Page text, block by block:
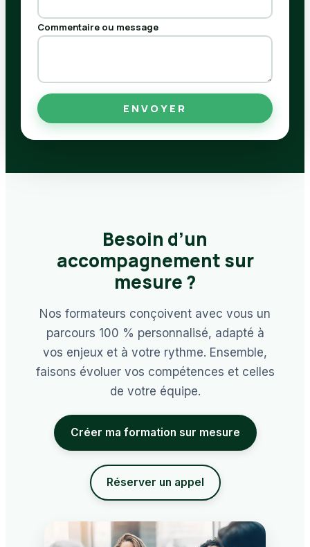
Commentaire ou message
ENVOYER
Besoin d’un
accompagnement sur
mesure ?
Nos formateurs conçoivent avec vous un
parcours 100 % personnalisé, adapté à
vos enjeux et à votre rythme. Ensemble,
faisons évoluer vos compétences et celles
de votre équipe.
Créer ma formation sur mesure
Réserver un appel